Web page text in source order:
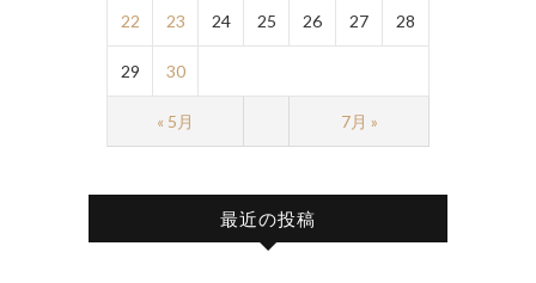
« 5月 7月 »
22 23 24 25 26 27 28
29 30
最近の投稿